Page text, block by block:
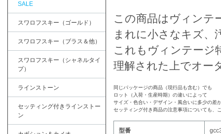
この商品はヴィンテ
まれに小さなキズ、
これもヴィンテージ
理解された上でオー
同じパッケージの商品（現行品も含む）でも
ロット（入荷・生産時期）の違いによって
サイズ・色合い・デザイン・風合いに多少の差
セッティング付き商品の注意事項についても、
型番
SALE
スワロフスキー（ゴールド）
スワロフスキー（ブラス＆他）
スワロフスキー（シャネルタイ
プ）
ラインストーン
セッティング付きラインストー
ン